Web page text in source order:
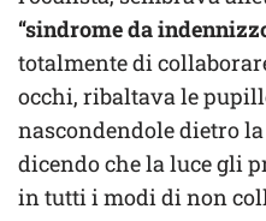
“sindrome da
totalmente di
occhi, ribaltava le
nascondendole dietro
dicendo che la luce gli
in tutti i modi di non